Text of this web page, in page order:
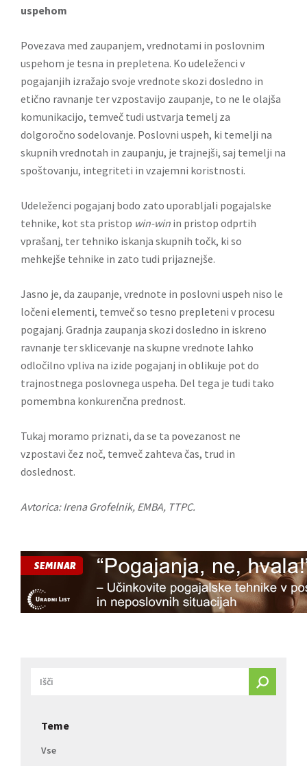
uspehom
Povezava med zaupanjem, vrednotami in poslovnim
uspehom je tesna in prepletena. Ko udeleženci v
pogajanjih izražajo svoje vrednote skozi dosledno in
etično ravnanje ter vzpostavijo zaupanje, to ne le olajša
komunikacijo, temveč tudi ustvarja temelj za
dolgoročno sodelovanje. Poslovni uspeh, ki temelji na
skupnih vrednotah in zaupanju, je trajnejši, saj temelji na
spoštovanju, integriteti in vzajemni koristnosti.
Udeleženci pogajanj bodo zato uporabljali pogajalske
tehnike, kot sta pristop win-win in pristop odprtih
vprašanj, ter tehniko iskanja skupnih točk, ki so
mehkejše tehnike in zato tudi prijaznejše.
Jasno je, da zaupanje, vrednote in poslovni uspeh niso le
ločeni elementi, temveč so tesno prepleteni v procesu
pogajanj. Gradnja zaupanja skozi dosledno in iskreno
ravnanje ter sklicevanje na skupne vrednote lahko
odločilno vpliva na izide pogajanj in oblikuje pot do
trajnostnega poslovnega uspeha. Del tega je tudi tako
pomembna konkurenčna prednost.
Tukaj moramo priznati, da se ta povezanost ne
vzpostavi čez noč, temveč zahteva čas, trud in
doslednost.
Avtorica: Irena Grofelnik, EMBA, TTPC.
Teme
Vse